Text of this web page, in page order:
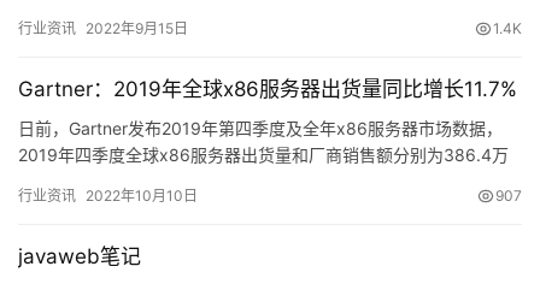
行业资讯 2022年9月15日 1.4K
Gartner：2019年全球x86服务器出货量同比增长11.7%
日前，Gartner发布2019年第四季度及全年x86服务器市场数据，
2019年四季度全球x86服务器出货量和厂商销售额分别为386.4万
行业资讯 2022年10月10日 907
javaweb笔记